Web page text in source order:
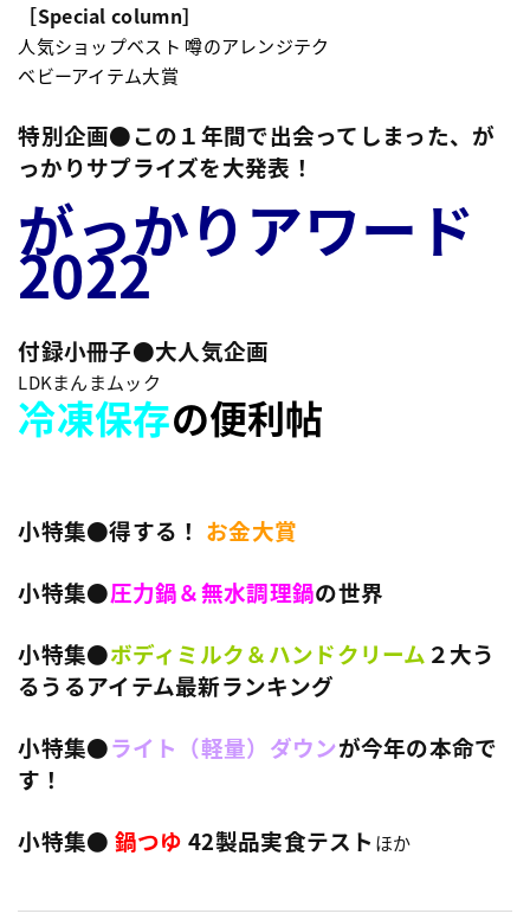
［Special column］
人気ショップベスト 噂のアレンジテク
ベビーアイテム大賞
特別企画●この１年間で出会ってしまった、が
っかりサプライズを大発表！
がっかりアワード
2022
付録小冊子●大人気企画
LDKまんまムック
冷凍保存の便利帖
小特集●得する！ お金大賞
小特集●圧力鍋＆無水調理鍋の世界
小特集●ボディミルク＆ハンドクリーム ２大う
るうるアイテム最新ランキング
小特集●ライト（軽量）ダウンが今年の本命で
す！
小特集● 鍋つゆ 42製品実食テスト ほか